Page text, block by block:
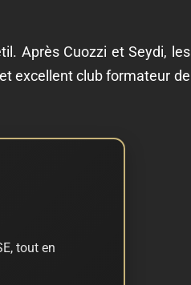
Après Cuozzi et Seydi, les
excellent club formateur de
tout en